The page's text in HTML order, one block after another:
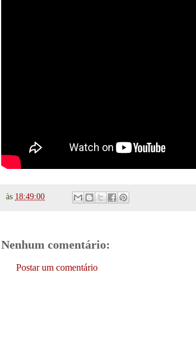
às 18:49:00
Nenhum comentário:
Postar um comentário